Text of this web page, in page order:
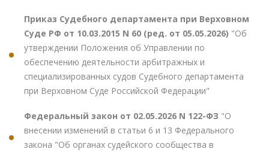
Приказ Судебного департамента при Верховном
Суде РФ от 10.03.2015 N 60 (ред. от 05.05.2026) "Об
утверждении Положения об Управлении по
обеспечению деятельности арбитражных и
специализированных судов Судебного департамента
при Верховном Суде Российской Федерации"
Федеральный закон от 02.05.2026 N 122-ФЗ "О
внесении изменений в статьи 6 и 13 Федерального
закона "Об органах судейского сообщества в